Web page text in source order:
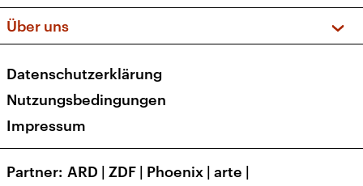
Apps
Newsletter
Social Media
Über uns
Presse
Karriere
Transparenz
Datenschutzerklärung
Nutzungsbedingungen
Impressum
Partner ARD | ZDF | Phoenix | arte |